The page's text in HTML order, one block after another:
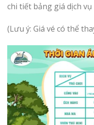
chi tiết bảng giá dịch
(Lưu ý: Giá vé có thể